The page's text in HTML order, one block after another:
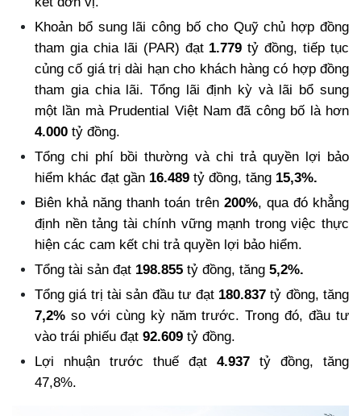
Khoản bổ sung lãi công bố cho Quỹ chủ hợp đồng
tham gia chia lãi (PAR) đạt 1.779 tỷ đồng, tiếp tục
củng cố giá trị dài hạn cho khách hàng có hợp đồng
tham gia chia lãi.Tổng lãi định kỳ và lãi bổ sung
một lần mà Prudential Việt Nam đã công bố là hơn
4.000 tỷ đồng.
Tổng chi phí bồi thường và chi trả quyền lợi bảo
hiểm khác đạt gần 16.489 tỷ đồng, tăng 15,3%.
Biên khả năng thanh toán trên 200%, qua đó khẳng
định nền tảng tài chính vững mạnh trong việc thực
hiện các cam kết chi trả quyền lợi bảo hiểm.
Tổng tài sản đạt 198.855 tỷ đồng, tăng 5,2%.
Tổng giá trị tài sản đầu tư đạt 180.837tỷ đồng, tăng
7,2% so với cùng kỳ năm trước. Trong đó, đầu tư
vào trái phiếu đạt 92.609 tỷ đồng.
Lợi nhuận trước thuế đạt 4.937 tỷ đồng, tăng
47,8%.